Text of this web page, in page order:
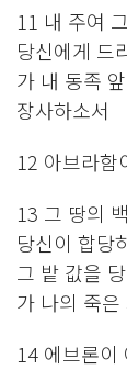
11 내 주여
당신에게 드
가 내 동족
장사하소서
12 아브라함
13 그 땅의
당신이 합당
그 밭 값을
가 나의 죽
14 에브론이